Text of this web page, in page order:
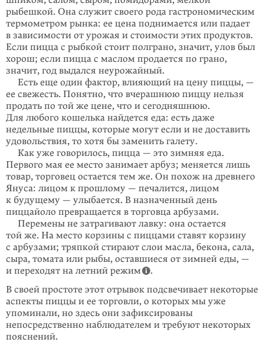
рыбешкой. Она служит своего рода гастрономическим
термометром рынка: ее цена поднимается или падает
в зависимости от урожая и стоимости этих продуктов.
Если пицца с рыбкой стоит полграно, значит, улов был
хорош; если пицца с маслом продается по грано,
значит, год выдался неурожайный.
Есть еще один фактор, влияющий на цену пиццы, —
ее свежесть. Понятно, что вчерашнюю пиццу нельзя
продать по той же цене, что и сегодняшнюю.
Для любого кошелька найдется еда: есть даже
недельные пиццы, которые могут если и не доставить
удовольствия, то хотя бы заменить галету.
Как уже говорилось, пицца — это зимняя еда.
Первого мая ее место занимает арбуз; меняется лишь
товар, торговец остается тем же. Он похож на древнего
Януса: лицом к прошлому — печалится, лицом
к будущему — улыбается. В назначенный день
пиццайоло превращается в торговца арбузами.
Перемены не затрагивают лавку: она остается
той же. На место корзины с пиццами ставят корзину
с арбузами; тряпкой стирают слои масла, бекона, сала,
сыра, томата или рыбы, оставшиеся от зимней еды, —
и переходят на летний режим
.
В своей простоте этот отрывок подсвечивает некоторые
аспекты пиццы и ее торговли, о которых мы уже
упоминали, но здесь они зафиксированы
непосредственно наблюдателем и требуют некоторых
пояснений.